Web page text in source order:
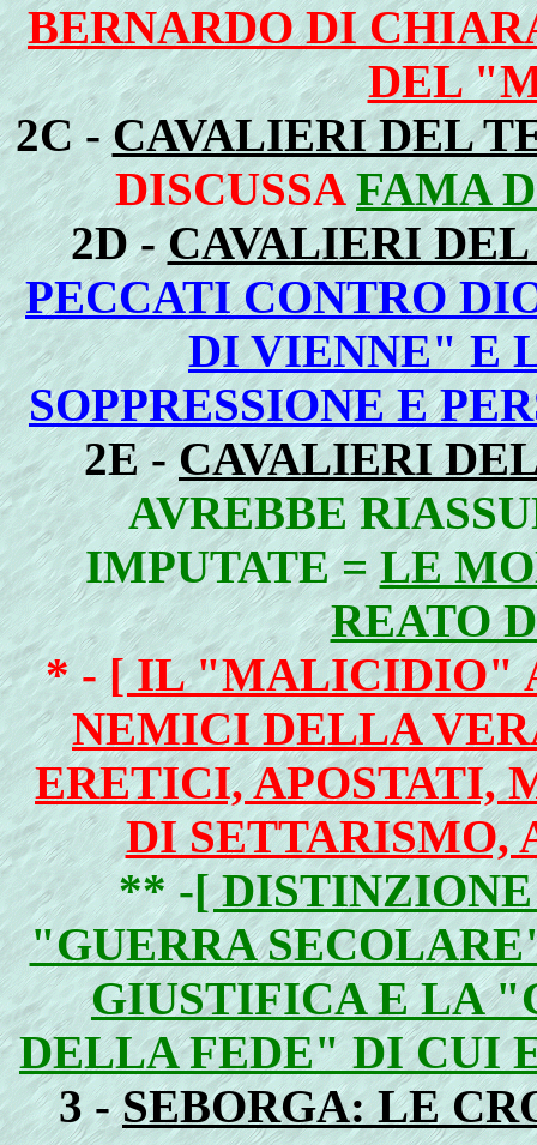
BERNARDO DI
DEL
2C -CAVALIERI DEL
DISCUSSAFAMA
2D -CAVALIERI
PECCATI CONTRO
DI VIENNE" E
SOPPRESSIONE E
2E -CAVALIERI
AVREBBE
IMPUTATE =LE
REATO
* -[ IL "MALICIDIO"
NEMICI DELLA
ERETICI, APOSTATI,
DI SETTARISMO,
** -[
"GUERRA
GIUSTIFICA E LA
DELLA FEDE" DI CUI
3 -SEBORGA: LE